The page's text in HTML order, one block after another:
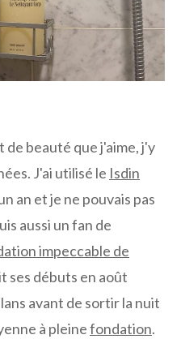
beauté que j'aime, j'y
J'ai utilisé le Isdin
an et je ne pouvais pas
aussi un fan de
impeccable de
ses débuts en août
avant de sortir la nuit
à pleinefondation.